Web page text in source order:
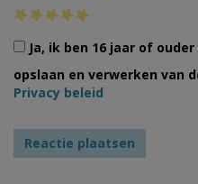
Ja, ik ben 16 jaar of
opslaan en verwerken van
Privacy beleid